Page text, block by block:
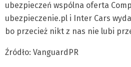
ubezpieczeń wspólna oferta
ubezpieczenie.pl i Inter Cars
bo przecież nikt z nas nie lubi
Źródło: VanguardPR